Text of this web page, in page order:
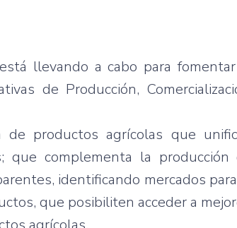
está llevando acabo para fomentar
de Producción,
de productos agrícolas que
; que complementa la producción
, identificando mercados para
, que posibiliten accedera